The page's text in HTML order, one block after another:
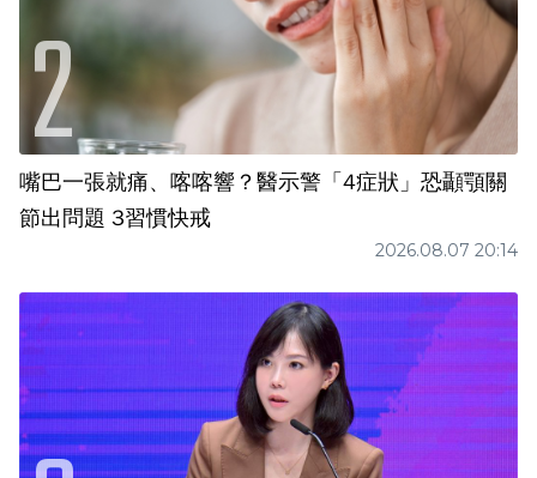
嘴巴一張就痛、喀喀響？醫示警「4症狀」恐顳顎關
節出問題 3習慣快戒
2026.08.07 20:14